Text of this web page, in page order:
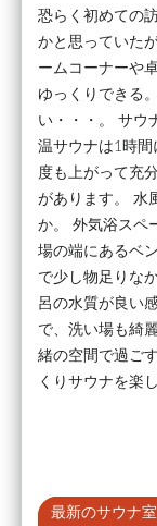
恐らく初めての
かと思っていた
ームコーナーや
ゆっくりできる
い・・・。 サウ
温サウナは1時
度も上がって充
があります。 水
か。 外気浴スペ
場の端にあるベ
で少し物足りな
呂の水質が良い
で、洗い場も綺
緒の空間で過ご
くりサウナを楽
最新のサウナ